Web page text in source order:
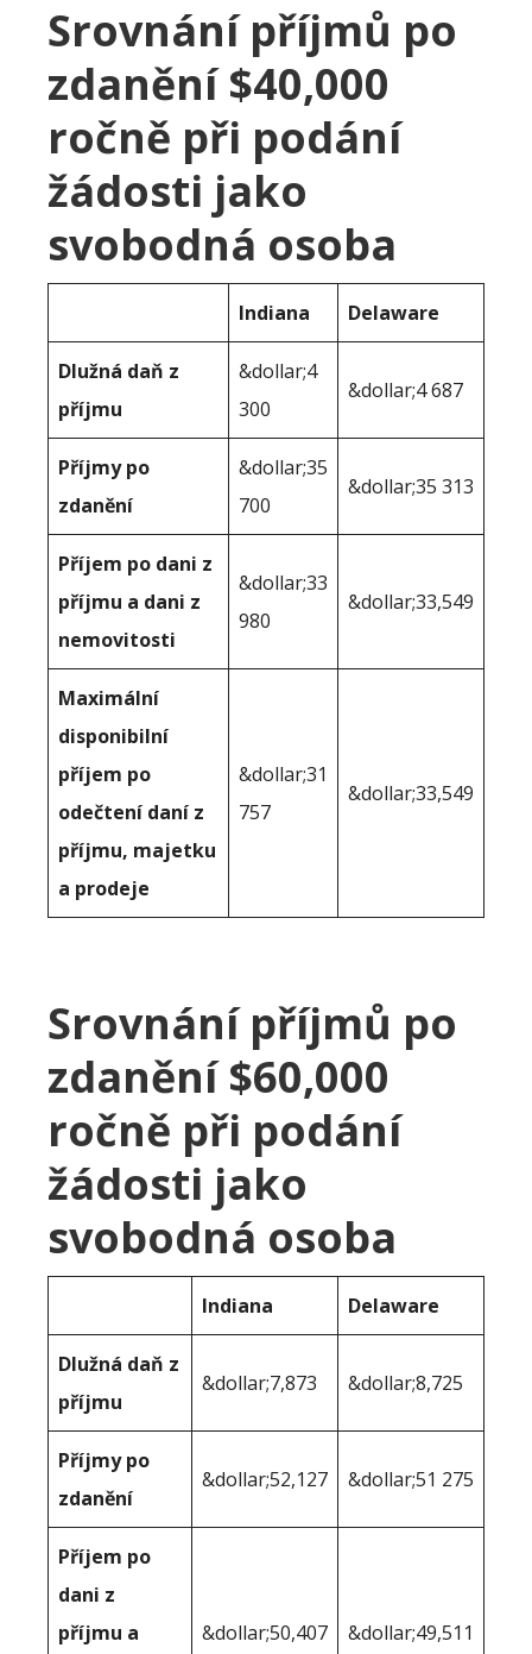
Srovnání příjmů po
zdanění $40,000
ročně při podání
žádosti jako
svobodná osoba
Indiana Delaware
Dlužná daň z
příjmu
&dollar;4
300
&dollar;4 687
Příjmy po
zdanění
&dollar;35
700
&dollar;35 313
Příjem po dani z
příjmu a dani z
nemovitosti
&dollar;33
980
&dollar;33,549
Maximální
disponibilní
příjem po
odečtení daní z
příjmu, majetku
a prodeje
&dollar;31
757
&dollar;33,549
Srovnání příjmů po
zdanění $60,000
ročně při podání
žádosti jako
svobodná osoba
Indiana Delaware
Dlužná daň z
příjmu
&dollar;7,873 &dollar;8,725
Příjmy po
zdanění
&dollar;52,127 &dollar;51 275
Příjem po
dani z
příjmu a
&dollar;50,407 &dollar;49,511